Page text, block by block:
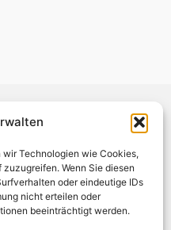
wir Technologien wie Cookies,
Wenn Sie diesen
oder eindeutige IDs
nicht erteilen oder
beeinträchtigt werden.